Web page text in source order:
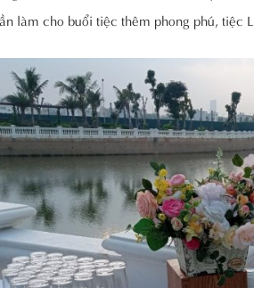
làm cho buổi tiệc thêm phong phú, tiệc